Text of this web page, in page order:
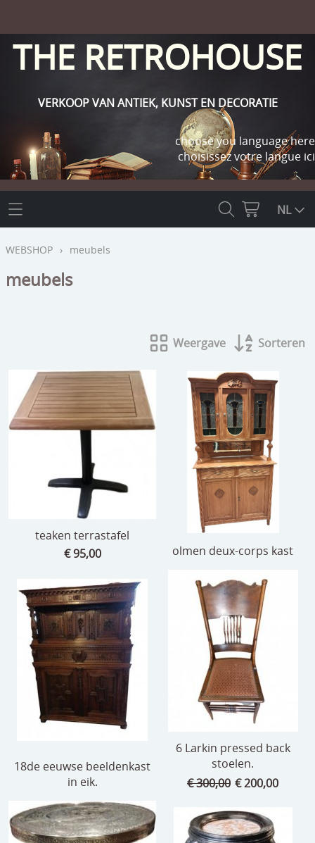
THE RETROHOUSE
VERKOOP VAN ANTIEK, KUNST EN DECORATIE
choose you language here
choisissez votre langue ici
THE RETROHOUSE
WEBSHOP
OUTLET
reclamevoorwerpen/merken
curiosa
schilderijen
porselein/aardewerk
juwelen/horloges/brillen
medailles/munten/bankbiljetten
ets/tekening/litho/gravure
glaswerk
lamp/luchter
speelgoed
zilverwerk
klokken
spiegels
geschenkcheques
INFO
NL
WEBSHOP › meubels
meubels
Weergave Sorteren
teaken terrastafel
€ 95,00
olmen deux-corps kast
18de eeuwse beeldenkast
in eik.
6 Larkin pressed back
stoelen.
€ 300,00 € 200,00